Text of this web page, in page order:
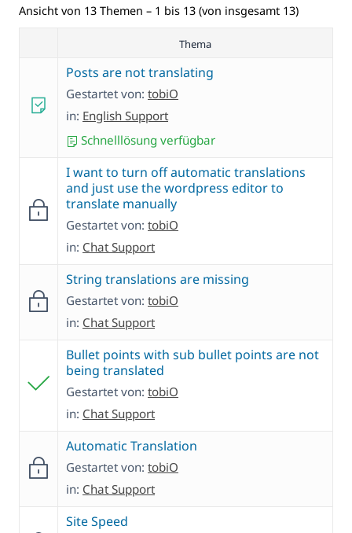
Ansicht von 13 Themen – 1 bis 13 (von insgesamt 13)
Thema
Posts are not translating
Gestartet von: tobiO
in: English Support
Schnelllösung verfügbar
I want to turn off automatic translations
and just use the wordpress editor to
translate manually
Gestartet von: tobiO
in: Chat Support
String translations are missing
Gestartet von: tobiO
in: Chat Support
Bullet points with sub bullet points are not
being translated
Gestartet von: tobiO
in: Chat Support
Automatic Translation
Gestartet von: tobiO
in: Chat Support
Site Speed